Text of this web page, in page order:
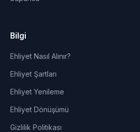
Bilgi
Ehliyet Nasıl Alınır?
Ehliyet Şartları
Ehliyet Yenileme
Ehliyet Dönüşümü
Gizlilik Politikası